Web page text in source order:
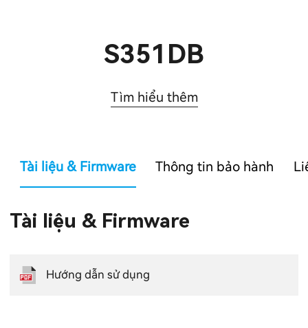
S351DB
Tìm hiểu thêm
Tài liệu & Firmware Thông tin bảo hành
Tài liệu & Firmware
Hướng dẫn sử dụng